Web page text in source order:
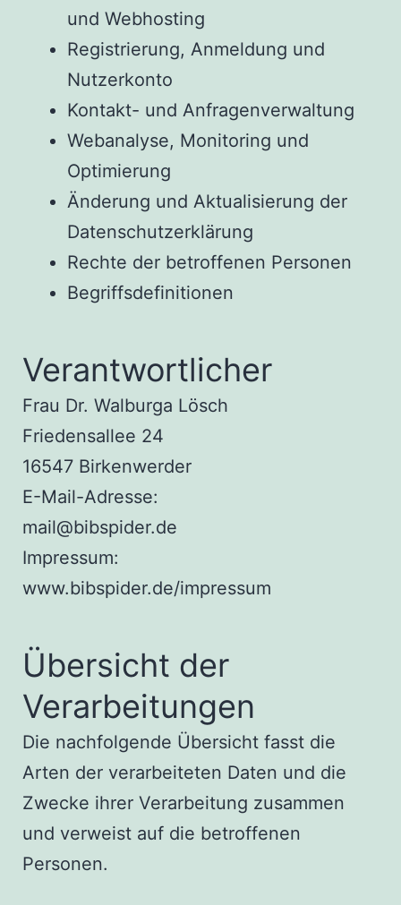
und Webhosting
Registrierung, Anmeldung und
Nutzerkonto
Kontakt- und Anfragenverwaltung
Webanalyse, Monitoring und
Optimierung
Änderung und Aktualisierung der
Datenschutzerklärung
Rechte der betroffenen Personen
Begriffsdefinitionen
Verantwortlicher
Frau Dr. Walburga Lösch
Friedensallee 24
16547 Birkenwerder
E-Mail-Adresse:
mail@bibspider.de
Impressum:
www.bibspider.de/impressum
Übersicht der
Verarbeitungen
Die nachfolgende Übersicht fasst die
Arten der verarbeiteten Daten und die
Zwecke ihrer Verarbeitung zusammen
und verweist auf die betroffenen
Personen.